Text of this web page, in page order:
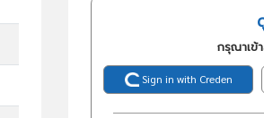
กรุณาเข้
Sign in with Creden